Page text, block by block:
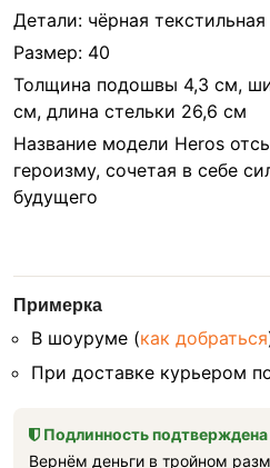
Детали: чёрная текстильная
Размер: 40
Толщина подошвы 4,3 см,
см, длина стельки 26,6 см
Название модели Heros
героизму, сочетая в себе
будущего
Примерка
В шоуруме (как добраться
При доставке курьером
Подлинность
Вернём деньги в тройном